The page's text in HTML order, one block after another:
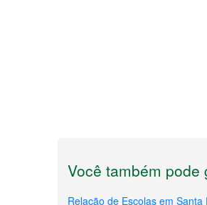
Você também pode
Relação de Escolas em Santa